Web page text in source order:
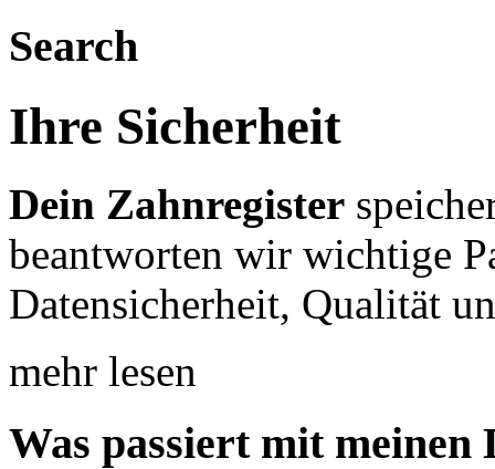
Search
Ihre Sicherheit
Dein Zahnregister
beantworten wir wichtige
Datensicherheit, Qualität
mehr lesen
Was passiert mit meinen